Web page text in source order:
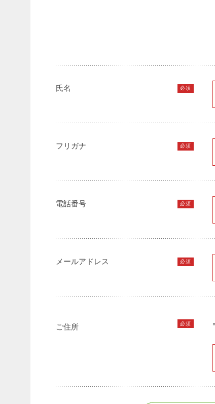
氏名 必須
フリガナ 必須
電話番号 必須
メールアドレス 必須
ご住所 必須